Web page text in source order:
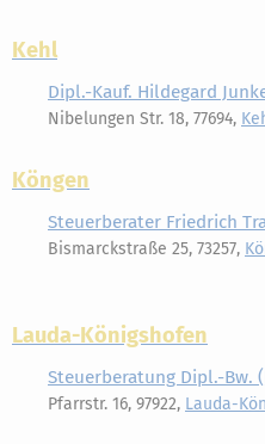
Kehl
Dipl.-Kauf. Hildegard
Nibelungen Str. 18, 77694,
Köngen
Steuerberater Friedrich
Bismarckstraße 25, 73257,
Lauda-Königshofen
Steuerberatung Dipl.-Bw.
Pfarrstr. 16, 97922, Lauda-